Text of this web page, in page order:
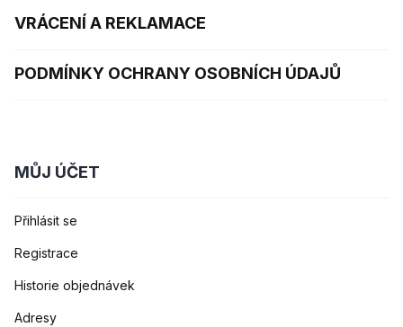
VRÁCENÍ A REKLAMACE
PODMÍNKY OCHRANY OSOBNÍCH ÚDAJŮ
MŮJ ÚČET
Přihlásit se
Registrace
Historie objednávek
Adresy